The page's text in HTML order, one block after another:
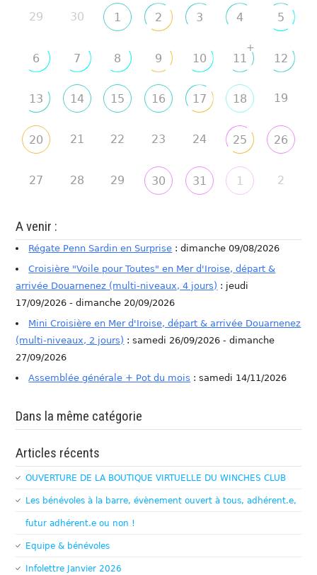
29 30 1 2 3 4 5
6 7 8 9 10 11
+
12
13 14 15 16 17 18 19
20 21 22 23 24 25 26
27 28 29 30 31 1 2
A venir :
Régate Penn Sardin en Surprise : dimanche 09/08/2026
Croisière "Voile pour Toutes" en Mer d'Iroise, départ &
arrivée Douarnenez (multi-niveaux, 4 jours) : jeudi
17/09/2026 - dimanche 20/09/2026
Mini Croisière en Mer d'Iroise, départ & arrivée Douarnenez
(multi-niveaux, 2 jours) : samedi 26/09/2026 - dimanche
27/09/2026
Assemblée générale + Pot du mois : samedi 14/11/2026
Dans la même catégorie
Articles récents
OUVERTURE DE LA BOUTIQUE VIRTUELLE DU WINCHES CLUB
Les bénévoles à la barre, évènement ouvert à tous, adhérent.e,
futur adhérent.e ou non !
Equipe & bénévoles
Infolettre Janvier 2026